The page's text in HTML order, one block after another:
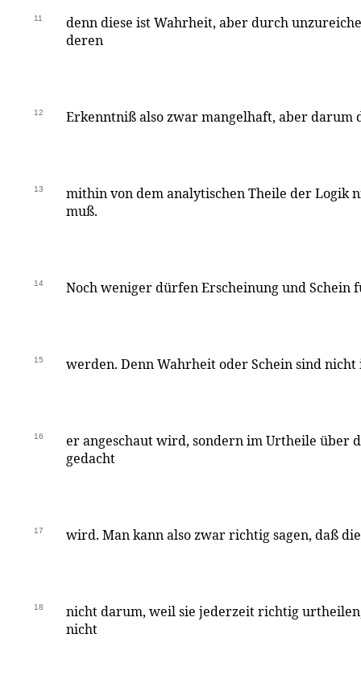
11
denn diese ist Wahrheit, aber durch
deren
12 Erkenntniß also zwar mangelhaft, aber darum
13
mithin von dem analytischen Theile der Logik
muß.
14 Noch weniger dürfen Erscheinung und Schein
15 werden. Denn Wahrheit oder Schein sind nicht
16
er angeschaut wird, sondern im Urtheile über
gedacht
17 wird. Man kann also zwar richtig sagen, daß
18
nicht darum, weil sie jederzeit richtig
nicht